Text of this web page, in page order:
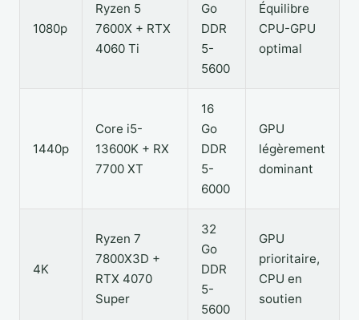
1080p
Ryzen 5
7600X + RTX
4060 Ti
Go
DDR
5-
5600
Équilibre
CPU-GPU
optimal
1440p
Core i5-
13600K + RX
7700 XT
16
Go
DDR
5-
6000
GPU
légèrement
dominant
4K
Ryzen 7
7800X3D +
RTX 4070
Super
32
Go
DDR
5-
5600
GPU
prioritaire,
CPU en
soutien